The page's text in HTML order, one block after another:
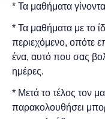
* Τα μαθήματα
* Τα μαθήματα με το
περιεχόμενο, οπότε
ένα, αυτό που σας
ημέρες.
* Μετά το τέλος τον
παρακολουθήσει